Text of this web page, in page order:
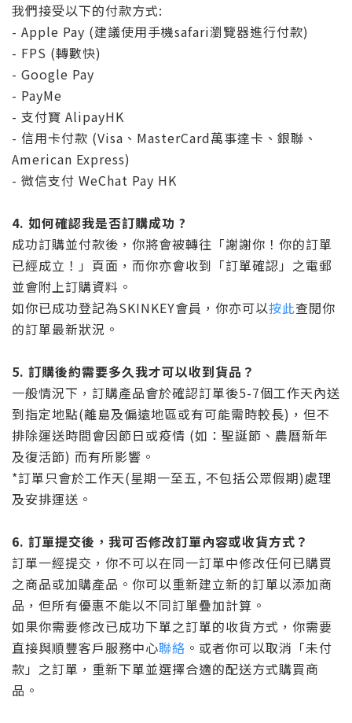
我們接受以下的付款方式:
- Apple Pay (建議使用手機safari瀏覽器進行付款)
- FPS (轉數快)
- Google Pay
- PayMe
- 支付寶 AlipayHK
- 信用卡付款 (Visa、MasterCard萬事達卡、銀聯、
American Express)
- 微信支付 WeChat Pay HK
4. 如何確認我是否訂購成功 ?
成功訂購並付款後，你將會被轉往「謝謝你！你的訂單
已經成立！」頁面，而你亦會收到「訂單確認」之電郵
並會附上訂購資料。
如你已成功登記為SKINKEY會員，你亦可以按此查閱你
的訂單最新狀況。
5. 訂購後約需要多久我才可以收到貨品？
一般情況下，訂購產品會於確認訂單後5-7個工作天內送
到指定地點(離島及偏遠地區或有可能需時較長)，但不
排除運送時間會因節日或疫情 (如：聖誕節、農曆新年
及復活節) 而有所影響。
*訂單只會於工作天(星期一至五, 不包括公眾假期)處理
及安排運送。
6. 訂單提交後，我可否修改訂單內容或收貨方式？
訂單一經提交，你不可以在同一訂單中修改任何已購買
之商品或加購產品。你可以重新建立新的訂單以添加商
品，但所有優惠不能以不同訂單疊加計算。
如果你需要修改已成功下單之訂單的收貨方式，你需要
直接與順豐客戶服務中心聯絡 。或者你可以取消「未付
款」之訂單，重新下單並選擇合適的配送方式購買商
品。